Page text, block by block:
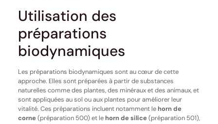
Utilisation des
préparations
biodynamiques
Les préparations biodynamiques sont au cœur de cette
approche. Elles sont préparées à partir de substances
naturelles comme des plantes, des minéraux et des animaux, et
sont appliquées au sol ou aux plantes pour améliorer leur
vitalité. Ces préparations incluent notamment le horn de
corne(préparation 500) et le horn de silice(préparation 501),